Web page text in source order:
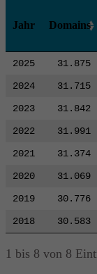
Jahr Domains
2025 31.875
2024
31.715
2023
31.842
2022
31.991
2021
31.374
2020
31.069
2019
30.776
2018
30.583
1 bis 8 von 8